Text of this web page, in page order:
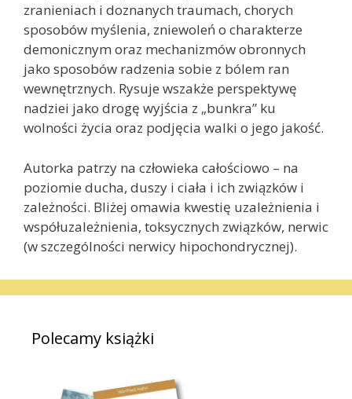
zranieniach i doznanych traumach, chorych
sposobów myślenia, zniewoleń o charakterze
demonicznym oraz mechanizmów obronnych
jako sposobów radzenia sobie z bólem ran
wewnętrznych. Rysuje wszakże perspektywę
nadziei jako drogę wyjścia z „bunkra” ku
wolności życia oraz podjęcia walki o jego jakość.
Autorka patrzy na człowieka całościowo – na
poziomie ducha, duszy i ciała i ich związków i
zależności. Bliżej omawia kwestię uzależnienia i
współuzależnienia, toksycznych związków, nerwic
(w szczególności nerwicy hipochondrycznej).
Polecamy książki